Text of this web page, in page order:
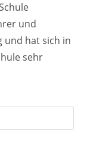
und
und hat sich in
sehr